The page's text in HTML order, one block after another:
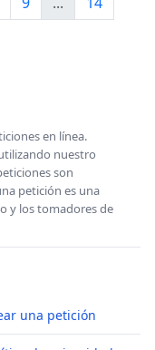
en línea.
nuestro
son
petición es una
y los tomadores de
una petición